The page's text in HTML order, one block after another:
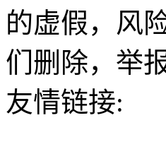
的虚假，风
们删除，举
友情链接: